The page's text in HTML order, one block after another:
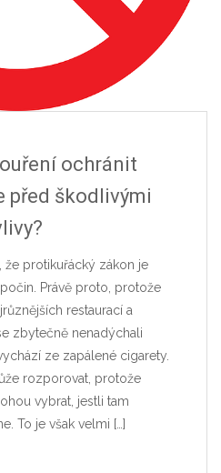
ochránit
před škodlivými
že protikuřácký zákon je
Právě proto, protože
restaurací a
zbytečně nenadýchali
ze zapálené cigarety.
rozporovat, protože
vybrat, jestli tam
To je však velmi […]